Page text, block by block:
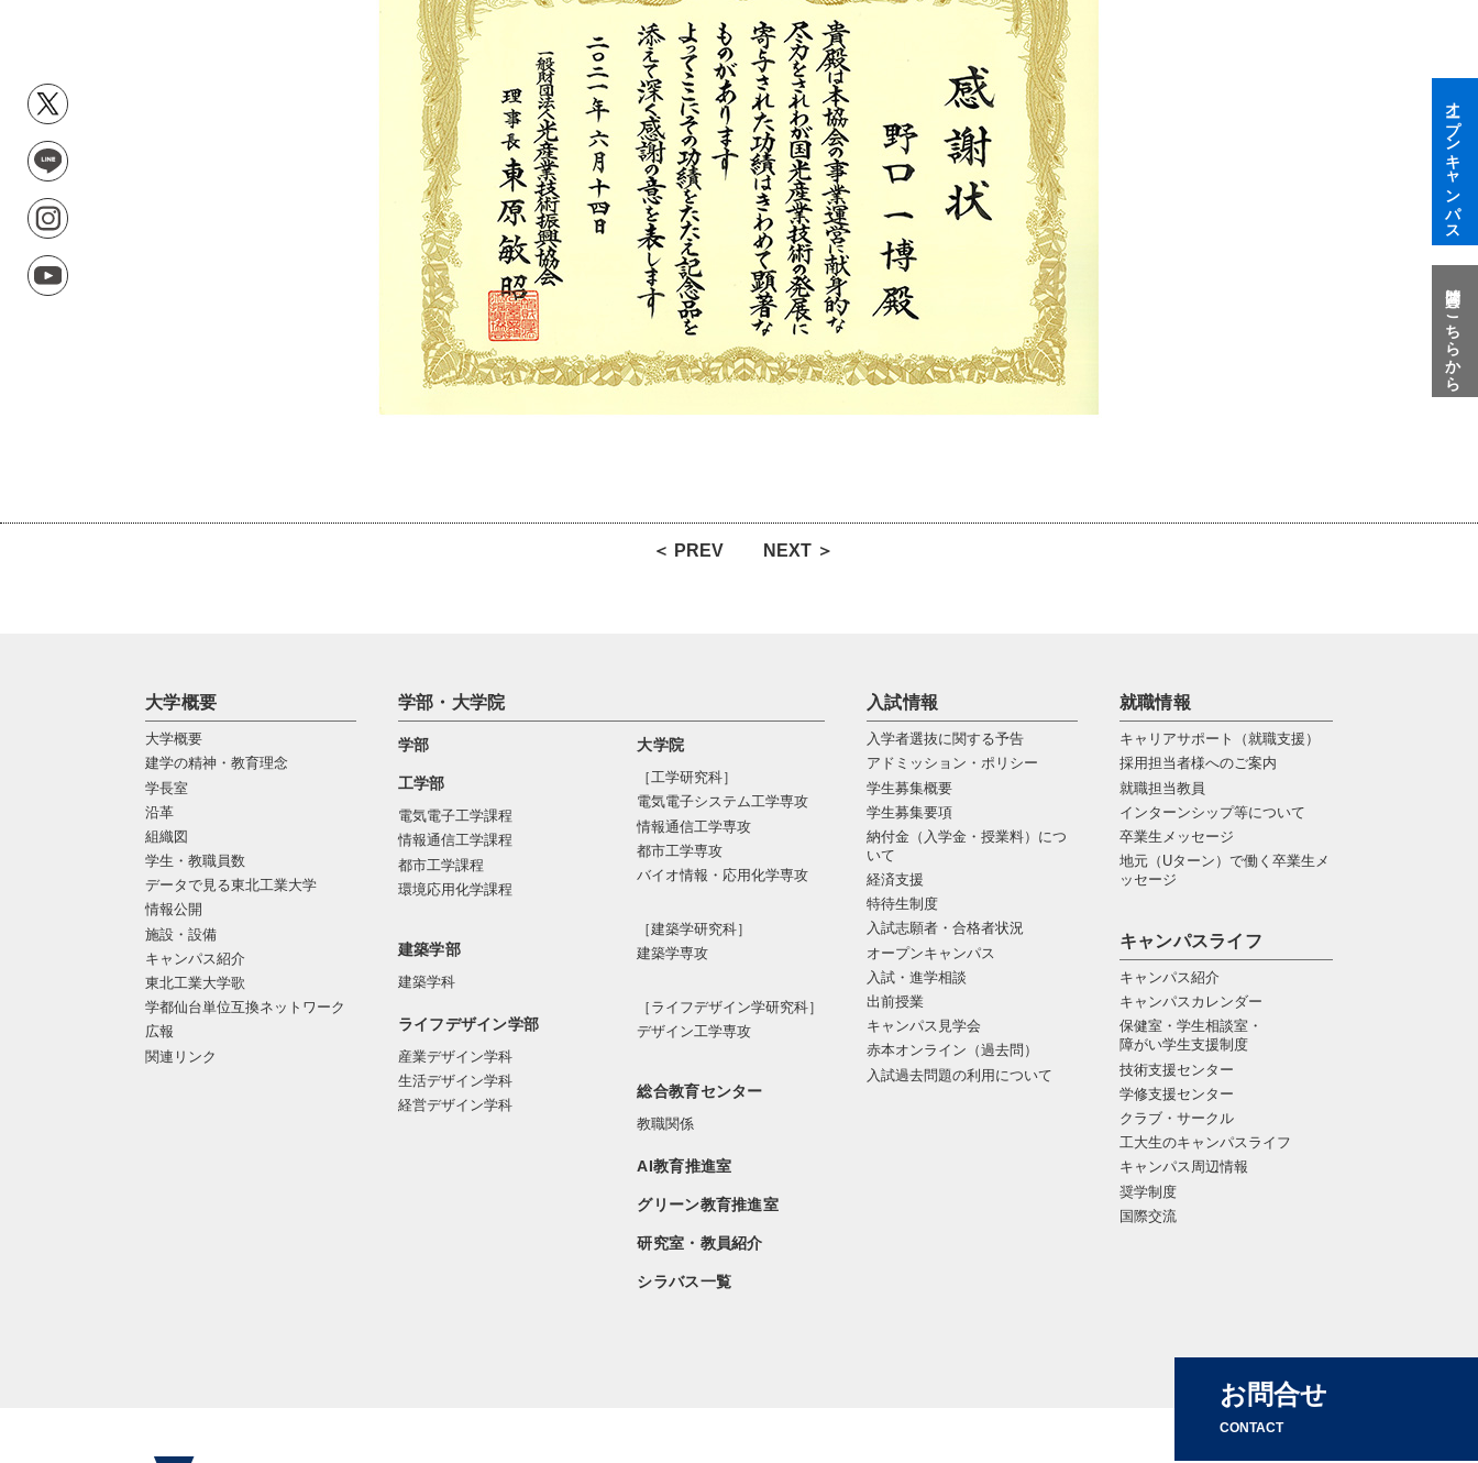
＜ PREV NEXT ＞
大学概要
大学概要
建学の精神・教育理念
学長室
沿革
組織図
学生・教職員数
データで見る東北工業大学
情報公開
施設・設備
キャンパス紹介
東北工業大学歌
学都仙台単位互換ネットワーク
広報
関連リンク
学部・大学院
学部
工学部
電気電子工学課程
情報通信工学課程
都市工学課程
環境応用化学課程
建築学部
建築学科
ライフデザイン学部
産業デザイン学科
生活デザイン学科
経営デザイン学科
大学院
［工学研究科］
電気電⼦システム⼯学専攻
情報通信⼯学専攻
都市⼯学専攻
バイオ情報・応⽤化学専攻
［建築学研究科］
建築学専攻
［ライフデザイン学研究科］
デザイン工学専攻
総合教育センター
教職関係
AI教育推進室
グリーン教育推進室
研究室・教員紹介
シラバス一覧
入試情報
入学者選抜に関する予告
アドミッション・ポリシー
学生募集概要
学生募集要項
納付金（入学金・授業料）につ
いて
経済支援
特待生制度
入試志願者・合格者状況
オープンキャンパス
入試・進学相談
出前授業
キャンパス見学会
赤本オンライン（過去問）
入試過去問題の利用について
就職情報
キャリアサポート（就職支援）
採用担当者様へのご案内
就職担当教員
インターンシップ等について
卒業生メッセージ
地元（Uターン）で働く卒業生メ
ッセージ
キャンパスライフ
キャンパス紹介
キャンパスカレンダー
保健室・学生相談室・
障がい学生支援制度
技術支援センター
学修支援センター
クラブ・サークル
工大生のキャンパスライフ
キャンパス周辺情報
奨学制度
国際交流
お問合せ
CONTACT
オープンキャンパス
質問はこちらから